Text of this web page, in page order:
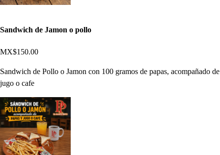
Sandwich de Jamon o pollo
MX$150.00
Sandwich de Pollo o Jamon con 100 gramos de papas, acompañado de
jugo o cafe